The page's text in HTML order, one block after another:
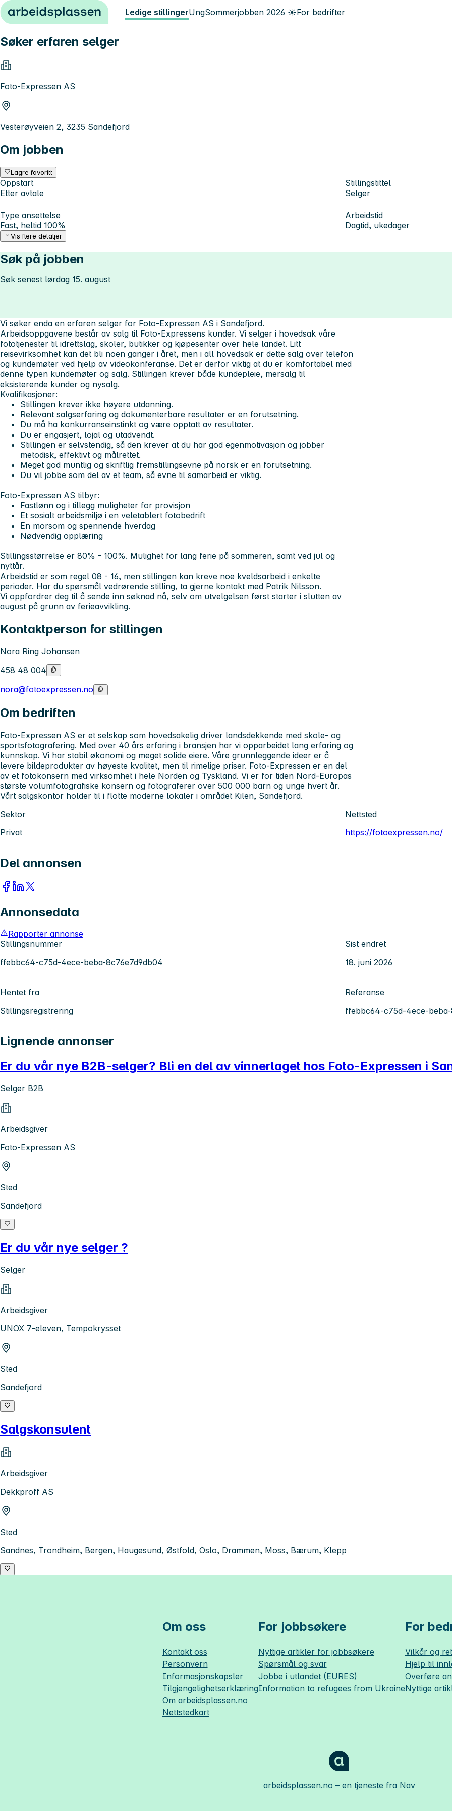
Hopp til innhold Ledige stillingerUngSommerjobben 2026 ☀️For bedrifter
Søker erfaren selger
Foto-Expressen AS
Vesterøyveien 2, 3235 Sandefjord
Om jobben
Lagre favoritt
Oppstart
Etter avtale
Stillingstittel
Selger
Type ansettelse
Fast, heltid 100%
Arbeidstid
Dagtid, ukedager
Vis flere detaljer
Søk på jobben
Søk senest lørdag 15. august
Vi søker enda en erfaren selger for Foto-Expressen AS i Sandefjord.
Arbeidsoppgavene består av salg til Foto-Expressens kunder. Vi selger i hovedsak våre
fototjenester til idrettslag, skoler, butikker og kjøpesenter over hele landet. Litt
reisevirksomhet kan det bli noen ganger i året, men i all hovedsak er dette salg over telefon
og kundemøter ved hjelp av videokonferanse. Det er derfor viktig at du er komfortabel med
denne typen kundemøter og salg. Stillingen krever både kundepleie, mersalg til
eksisterende kunder og nysalg.
Kvalifikasjoner:
Stillingen krever ikke høyere utdanning.
Relevant salgserfaring og dokumenterbare resultater er en forutsetning.
Du må ha konkurranseinstinkt og være opptatt av resultater.
Du er engasjert, lojal og utadvendt.
Stillingen er selvstendig, så den krever at du har god egenmotivasjon og jobber
metodisk, effektivt og målrettet.
Meget god muntlig og skriftlig fremstillingsevne på norsk er en forutsetning.
Du vil jobbe som del av et team, så evne til samarbeid er viktig.
Foto-Expressen AS tilbyr:
Fastlønn og i tillegg muligheter for provisjon
Et sosialt arbeidsmiljø i en veletablert fotobedrift
En morsom og spennende hverdag
Nødvendig opplæring
Stillingsstørrelse er 80% - 100%. Mulighet for lang ferie på sommeren, samt ved jul og
nyttår.
Arbeidstid er som regel 08 - 16, men stillingen kan kreve noe kveldsarbeid i enkelte
perioder. Har du spørsmål vedrørende stilling, ta gjerne kontakt med Patrik Nilsson.
Vi oppfordrer deg til å sende inn søknad nå, selv om utvelgelsen først starter i slutten av
august på grunn av ferieavvikling.
Kontaktperson for stillingen
Nora Ring Johansen
458 48 004
nora@fotoexpressen.no
Om bedriften
Foto-Expressen AS er et selskap som hovedsakelig driver landsdekkende med skole- og
sportsfotografering. Med over 40 års erfaring i bransjen har vi opparbeidet lang erfaring og
kunnskap. Vi har stabil økonomi og meget solide eiere. Våre grunnleggende ideer er å
levere bildeprodukter av høyeste kvalitet, men til rimelige priser. Foto-Expressen er en del
av et fotokonsern med virksomhet i hele Norden og Tyskland. Vi er for tiden Nord-Europas
største volumfotografiske konsern og fotograferer over 500 000 barn og unge hvert år.
Vårt salgskontor holder til i flotte moderne lokaler i området Kilen, Sandefjord.
Sektor
Privat
Nettsted
https://fotoexpressen.no/
Del annonsen
Annonsedata
Rapporter annonse
Stillingsnummer
ffebbc64-c75d-4ece-beba-8c76e7d9db04
Sist endret
18. juni 2026
Hentet fra
Stillingsregistrering
Referanse
ffebbc64-c75d-4ece-
Lignende annonser
Er du vår nye B2B-selger? Bli en del av vinnerlaget hos Foto-Expressen i
Selger B2B
Arbeidsgiver
Foto-Expressen AS
Sted
Sandefjord
Er du vår nye selger ?
Selger
Arbeidsgiver
UNOX 7-eleven, Tempokrysset
Sted
Sandefjord
Salgskonsulent
Arbeidsgiver
Dekkproff AS
Sted
Sandnes, Trondheim, Bergen, Haugesund, Østfold, Oslo, Drammen, Moss, Bærum, Klepp
Om oss
Kontakt oss
Personvern
Informasjonskapsler
Tilgjengelighetserklæring
Om arbeidsplassen.no
Nettstedkart
For jobbsøkere
Nyttige artikler for jobbsøkere
Spørsmål og svar
Jobbe i utlandet (EURES)
Information to refugees from Ukraine
For
Vilkår og
Hjelp til
Overføre
Nyttige
arbeidsplassen.no – en tjeneste fra Nav